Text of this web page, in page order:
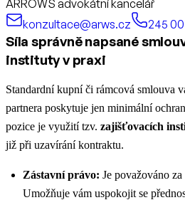
ARROWS advokátní kancelář
konzultace@arws.cz
245
Síla správně napsané
instituty v praxi
Standardní kupní či rámcová smlouva
partnera poskytuje jen minimální
pozice je využití tzv. zajišťovacích
již při uzavírání kontraktu.
Zástavní právo: Je považováno
Umožňuje vám uspokojit se